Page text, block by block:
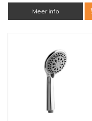
Meer info